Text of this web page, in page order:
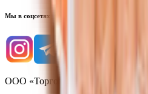
Мы в соцсетях
ООО «Торговая сеть «Продмир»